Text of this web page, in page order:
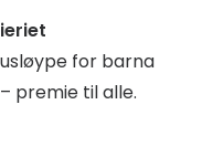
for barna
premie til alle.